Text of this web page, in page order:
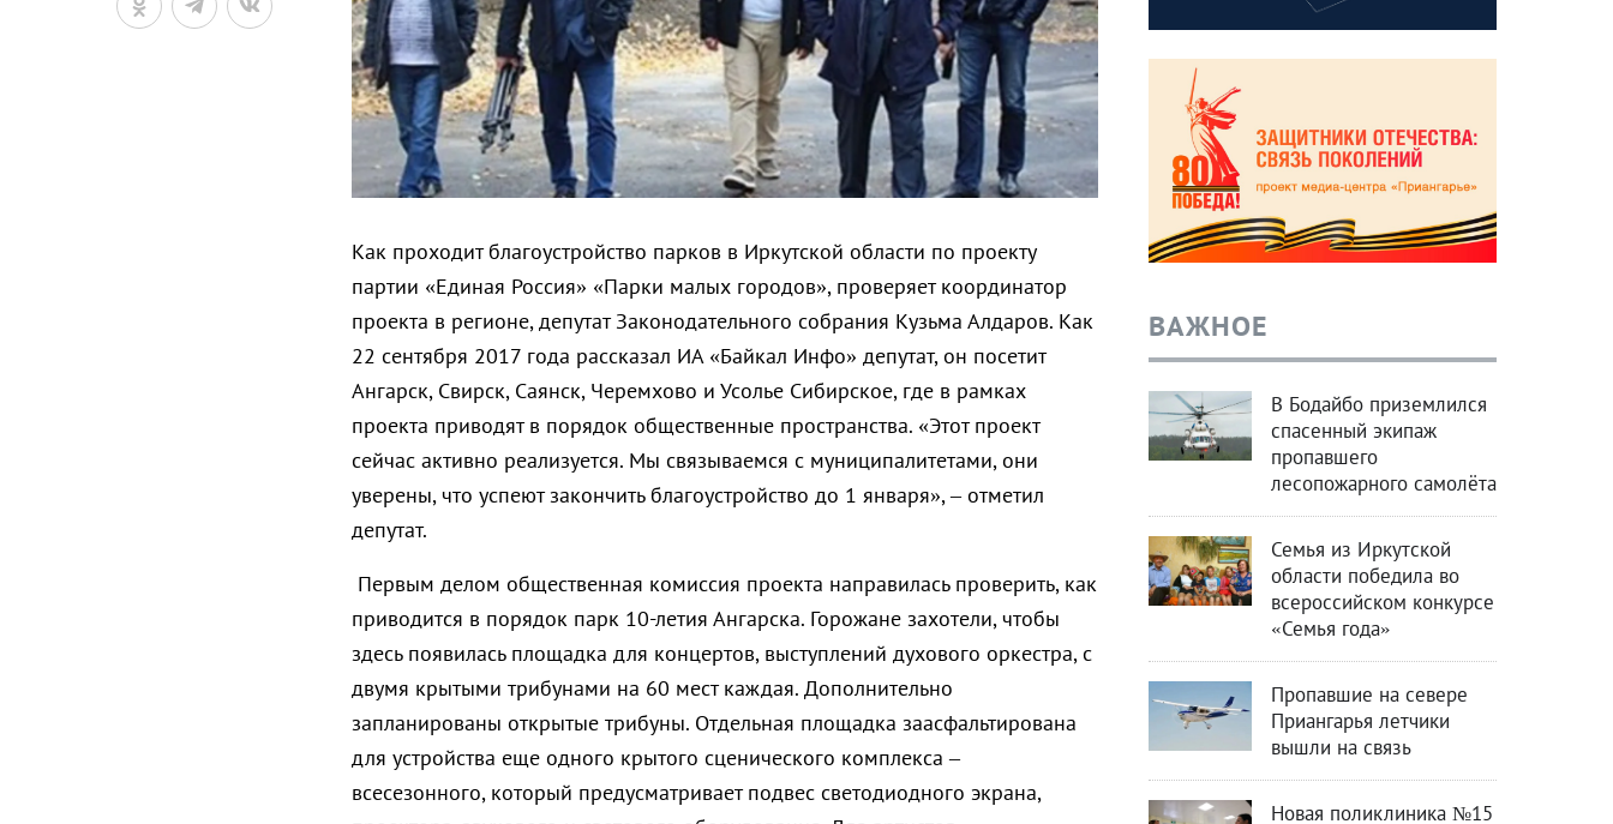
Как проходит благоустройство парков в Иркутской области по проекту
партии «Единая Россия» «Парки малых городов», проверяет координатор
проекта в регионе, депутат Законодательного собрания Кузьма Алдаров. Как
22 сентября 2017 года рассказал ИА «Байкал Инфо» депутат, он посетит
Ангарск, Свирск, Саянск, Черемхово и Усолье Сибирское, где в рамках
проекта приводят в порядок общественные пространства. «Этот проект
сейчас активно реализуется. Мы связываемся с муниципалитетами, они
уверены, что успеют закончить благоустройство до 1 января», – отметил
депутат.
Первым делом общественная комиссия проекта направилась проверить, как
приводится в порядок парк 10-летия Ангарска. Горожане захотели, чтобы
здесь появилась площадка для концертов, выступлений духового оркестра, с
двумя крытыми трибунами на 60 мест каждая. Дополнительно
запланированы открытые трибуны. Отдельная площадка заасфальтирована
для устройства еще одного крытого сценического комплекса –
всесезонного, который предусматривает подвес светодиодного экрана,
ВАЖНОЕ
В Бодайбо приземлился
спасенный экипаж
пропавшего
лесопожарного самолёта
Семья из Иркутской
области победила во
всероссийском конкурсе
«Семья года»
Пропавшие на севере
Приангарья летчики
вышли на связь
Новая поликлиника №15